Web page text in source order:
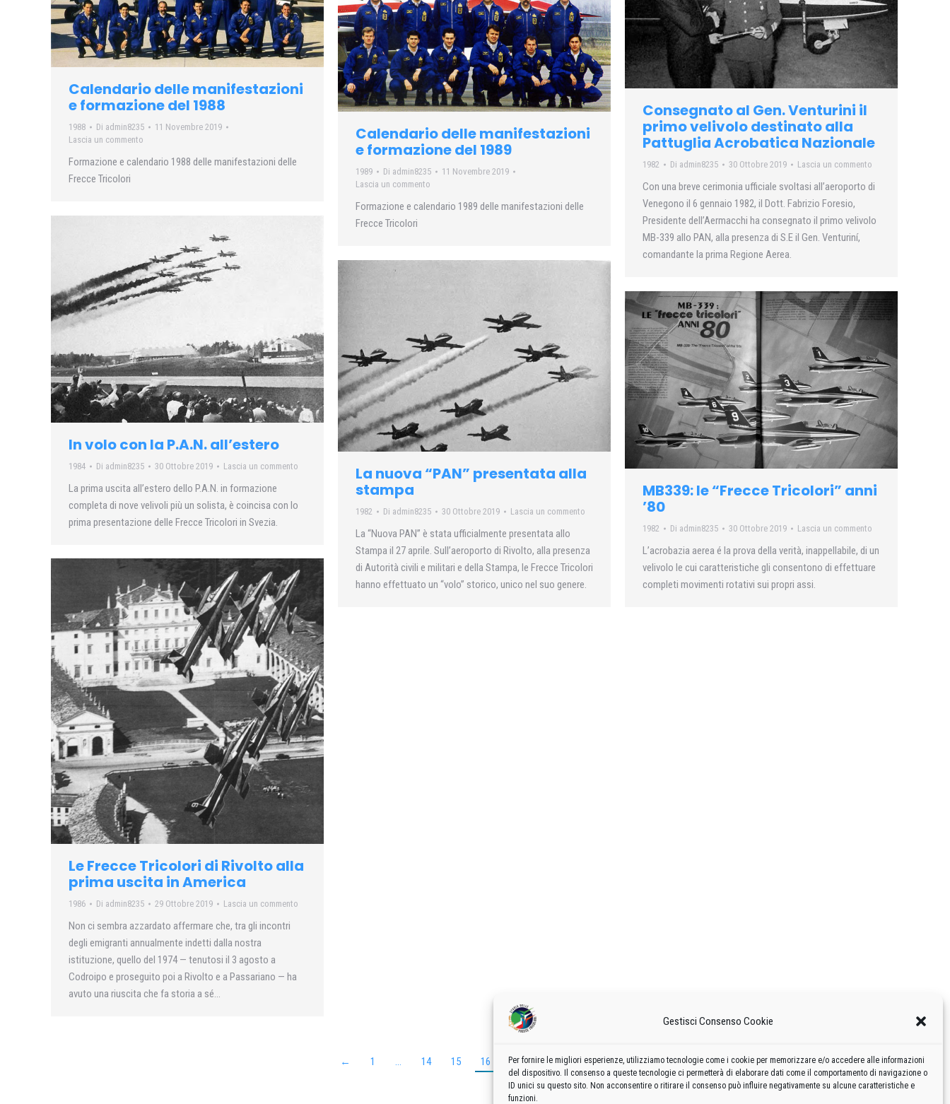
Gestisci Consenso Cookie
Per fornire le migliori esperienze, utilizziamo tecnologie come i cookie per memorizzare e/o accedere alle informazioni
del dispositivo. Il consenso a queste tecnologie ci permetterà di elaborare dati come il comportamento di navigazione o
ID unici su questo sito. Non acconsentire o ritirare il consenso può influire negativamente su alcune caratteristiche e
funzioni.
Calendario delle manifestazioni
e formazione del 1988
1988 Di admin8235
11 Novembre 2019
Lascia un commento
Formazione e calendario 1988 delle manifestazioni delle
Frecce Tricolori
Calendario delle manifestazioni
e formazione del 1989
1989 Di admin8235
11 Novembre 2019
Lascia un commento
Formazione e calendario 1989 delle manifestazioni delle
Frecce Tricolori
Consegnato al Gen. Venturini il
primo velivolo destinato alla
Pattuglia Acrobatica Nazionale
1982 Di admin8235 30 Ottobre 2019 Lascia un commento
Con una breve cerimonia ufficiale svoltasi all’aeroporto di
Venegono il 6 gennaio 1982, il Dott. Fabrizio Foresio,
Presidente dell’Aermacchi ha consegnato il primo velivolo
MB-339 allo PAN, alla presenza di S.E il Gen. Venturiní,
comandante la prima Regione Aerea.
In volo con la P.A.N. all’estero
1984 Di admin8235 30 Ottobre 2019 Lascia un commento
La prima uscita all’estero dello P.A.N. in formazione
completa di nove velivoli più un solista, è coincisa con lo
prima presentazione delle Frecce Tricolori in Svezia.
La nuova “PAN” presentata alla
stampa
1982 Di admin8235 30 Ottobre 2019 Lascia un commento
La “Nuova PAN” è stata ufficialmente presentata allo
Stampa il 27 aprile. Sull’aeroporto di Rivolto, alla presenza
di Autorità civili e militari e della Stampa, le Frecce Tricolori
hanno effettuato un “volo” storico, unico nel suo genere.
MB339: le “Frecce Tricolori” anni
’80
1982 Di admin8235 30 Ottobre 2019 Lascia un commento
L’acrobazia aerea é la prova della verità, inappellabile, di un
velivolo le cui caratteristiche gli consentono di effettuare
completi movimenti rotativi sui propri assi.
Le Frecce Tricolori di Rivolto alla
prima uscita in America
1986 Di admin8235 29 Ottobre 2019 Lascia un commento
Non ci sembra azzardato affermare che, tra gli incontri
degli emigranti annualmente indetti dalla nostra
istituzione, quello del 1974 — tenutosi il 3 agosto a
Codroipo e proseguito poi a Rivolto e a Passariano — ha
avuto una riuscita che fa storia a sé…
← 1 … 14 15 16 17 18 19 →